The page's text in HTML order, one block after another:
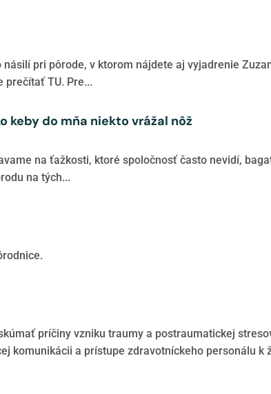
pri pôrode, v ktorom nájdete aj vyjadrenie
prečítať TU. Pre...
keby do mňa niekto vrážal nôž
na ťažkosti, ktoré spoločnosť často nevidí,
na tých...
príčiny vzniku traumy a postraumatickej
komunikácii a prístupe zdravotníckeho personálu